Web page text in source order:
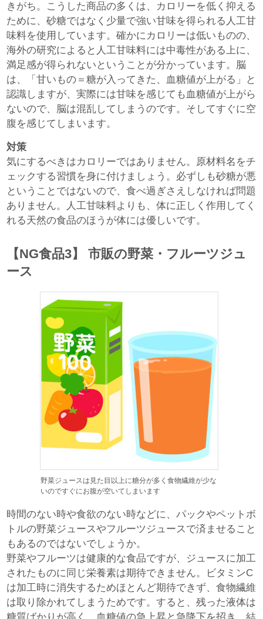
きがち。こうした商品の多くは、カロリーを低く抑える
ために、砂糖ではなく少量で強い甘味を得られる人工甘
味料を使用しています。確かにカロリーは低いものの、
海外の研究によると人工甘味料には中毒性がある上に、
満足感が得られないということが分かっています。脳
は、「甘いもの＝糖が入ってきた、血糖値が上がる」と
認識しますが、実際には甘味を感じても血糖値が上がら
ないので、脳は混乱してしまうのです。そしてすぐに空
腹を感じてしまいます。
対策
気にするべきはカロリーではありません。原材料名をチ
ェックする習慣を身に付けましょう。必ずしも砂糖が悪
ということではないので、食べ過ぎさえしなければ問題
ありません。人工甘味料よりも、体に正しく作用してく
れる天然の食品のほうが体には優しいです。
【NG食品3】 市販の野菜・フルーツジュ
ース
野菜ジュースは見た目以上に糖分が多く食物繊維が少な
いのですぐにお腹が空いてしまいます
時間のない時や食欲のない時などに、パックやペットボ
トルの野菜ジュースやフルーツジュースで済ませること
もあるのではないでしょうか。
野菜やフルーツは健康的な食品ですが、ジュースに加工
されたものに同じ栄養素は期待できません。ビタミンC
は加工時に消失するためほとんど期待できず、食物繊維
は取り除かれてしまうためです。すると、残った液体は